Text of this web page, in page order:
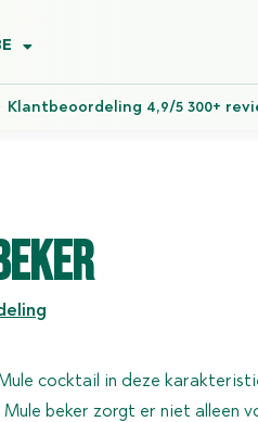
Klantbeoordeling 4,9/5 300+
cocktail in deze
beker zorgt er niet alleen